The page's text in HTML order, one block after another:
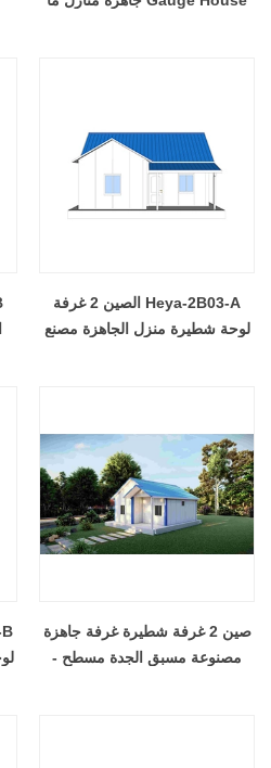
Heya-2B03-A الصين 2 غرفة
لوحة شطيرة منزل الجاهزة مصنع
صين 2 غرفة شطيرة غرفة جاهزة
مصنوعة مسبق الجدة مسطح -